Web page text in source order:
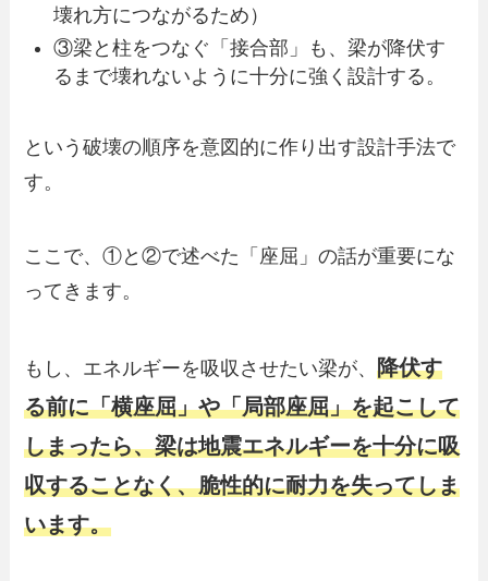
壊れ方につながるため）
③梁と柱をつなぐ「接合部」も、梁が降伏す
るまで壊れないように十分に強く設計する。
という破壊の順序を意図的に作り出す設計手法で
す。
ここで、①と②で述べた「座屈」の話が重要にな
ってきます。
もし、エネルギーを吸収させたい梁が、降伏す
る前に「横座屈」や「局部座屈」を起こして
しまったら、梁は地震エネルギーを十分に吸
収することなく、脆性的に耐力を失ってしま
います。